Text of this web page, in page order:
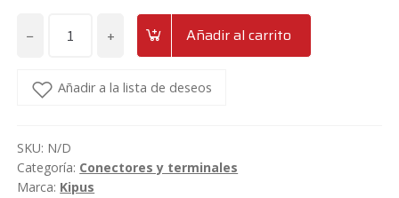
−
Terminales
horquilla
cantidad
+ Añadir al carrito
Añadir a la lista de deseos
SKU: N/D
Categoría: Conectores y terminales
Marca: Kipus